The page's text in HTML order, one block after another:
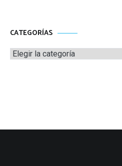
CATEGORÍAS
Categorías